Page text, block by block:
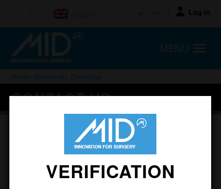
Log in
MENU
Home Contact-us > Contact us
CONTACT US
VERIFICATION